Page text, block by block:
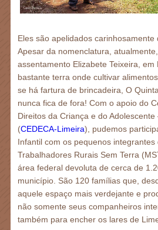
Eles são apelidados carinhosamente
Apesar da nomenclatura,
assentamento Elizabete Teixeira, em
bastante terra onde cultivar
se há fartura de brincadeira, O
nunca fica de fora! Com o apoio do
Direitos da Criança e do Adolescente
(CEDECA-Limeira), pudemos
Infantil com os pequenos
Trabalhadores Rurais Sem Terra
área federal devoluta de cerca de
município. São 120 famílias que,
aquele espaço mais verdejante e
não somente seus companheiros
também para encher os lares de